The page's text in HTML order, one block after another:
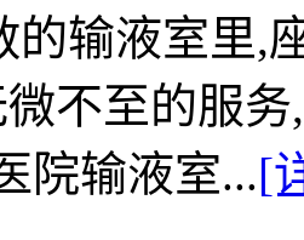
的输液室里,
不至的服
院输液室...[